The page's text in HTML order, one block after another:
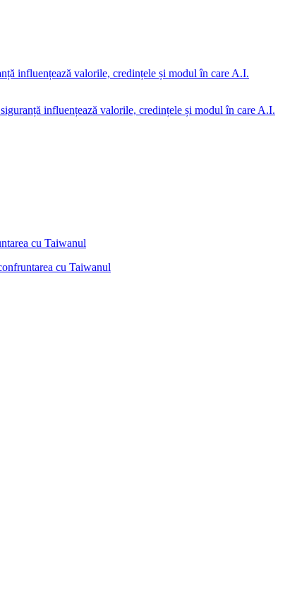
influențează valorile, credințele și modul în care A.I.
cu Taiwanul